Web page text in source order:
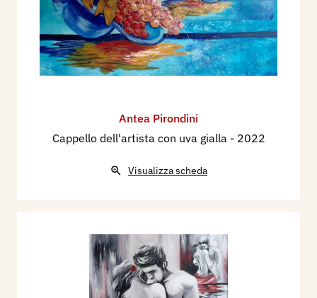
Antea Pirondini
Cappello dell'artista con uva gialla - 2022
Visualizza scheda